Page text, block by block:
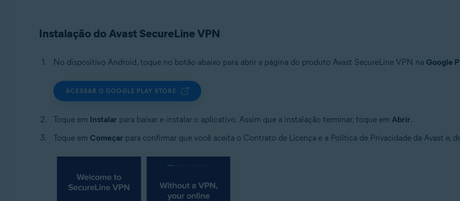
Instalação do Avast SecureLine VPN
No dispositivo Android, toque no botão abaixo para abrir a página do produto Avast SecureLine VPN na Google
ACESSAR O GOOGLE PLAY STORE
Toque em Instalar para baixar e instalar o aplicativo. Assim que a instalação terminar, toque em Abrir.
Toque em Começar para confirmar que você aceita o Contrato de Licença e a Política de Privacidade da Avast e,